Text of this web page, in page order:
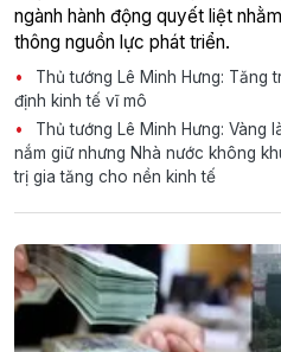
ngành hành động quyết liệt
thông nguồn lực phát triển.
Thủ tướng Lê Minh Hưng: Tăng
định kinh tế vĩ mô
Thủ tướng Lê Minh Hưng: Vàng
nắm giữ nhưng Nhà nước không
trị gia tăng cho nền kinh tế